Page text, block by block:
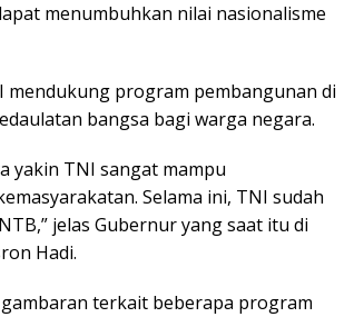
menumbuhkan nilai nasionalisme
program pembangunan di
bangsa bagi warga negara.
yakin TNI sangat mampu
Selama ini, TNI sudah
jelas Gubernur yang saat itu di
Hadi.
terkait beberapa program